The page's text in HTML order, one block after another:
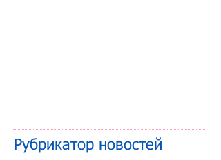
Рубрикатор новостей